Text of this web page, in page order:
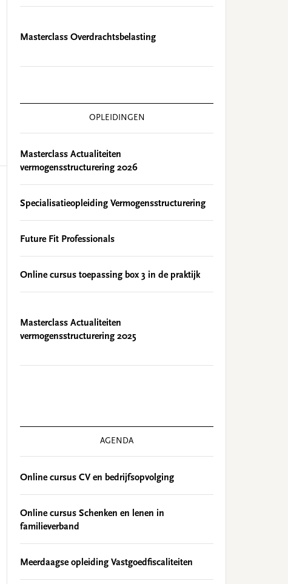
Masterclass Overdrachtsbelasting
OPLEIDINGEN
Masterclass Actualiteiten
vermogensstructurering 2026
Specialisatieopleiding Vermogensstructurering
Future Fit Professionals
Online cursus toepassing box 3 in de praktijk
Masterclass Actualiteiten
vermogensstructurering 2025
AGENDA
Online cursus CV en bedrijfsopvolging
Online cursus Schenken en lenen in
familieverband
Meerdaagse opleiding Vastgoedfiscaliteiten